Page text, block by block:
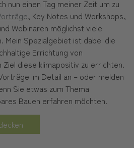
nun einen Tag meiner Zeit um zu
, Key Notes und Workshops,
Webinaren möglichst viele
Mein Spezialgebiet ist dabei die
Errichtung von
diese klimapositiv zu errichten.
im Detail an – oder melden
Sie etwas zum Thema
Bauen erfahren möchten.